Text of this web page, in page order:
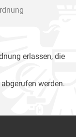
erlassen, die
abgerufen werden.